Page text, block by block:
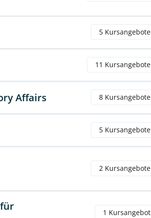
5 Kursangebote
11 Kursangebote
Affairs 8 Kursangebote
5 Kursangebote
2 Kursangebote
1 Kursangebot